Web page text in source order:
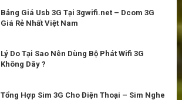
Bảng Giá Usb 3G Tại 3gwifi.net – Dcom 3G
Giá Rẻ Nhất Việt Nam
Lý Do Tại Sao Nên Dùng Bộ Phát Wifi 3G
Không Dây ?
Tổng Hợp Sim 3G Cho Điện Thoại – Sim Nghe